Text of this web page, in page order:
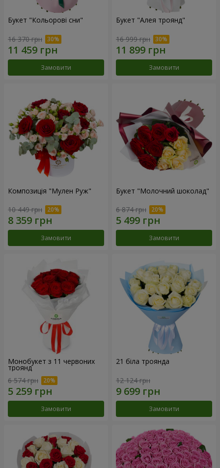
Букет "Кольорові сни"
16 370 грн
Замовити
Букет "Алея троянд"
16 999 грн
Замовити
Композиція "Мулен Руж"
10 449 грн
Замовити
Букет "Молочний шоколад"
6 874 грн
Замовити
Монобукет з 11 червоних
троянд
6 574 грн
Замовити
21 біла троянда
12 124 грн
Замовити